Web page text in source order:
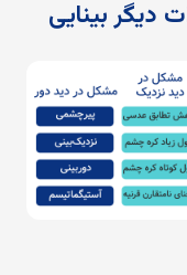
دیگر بینایی